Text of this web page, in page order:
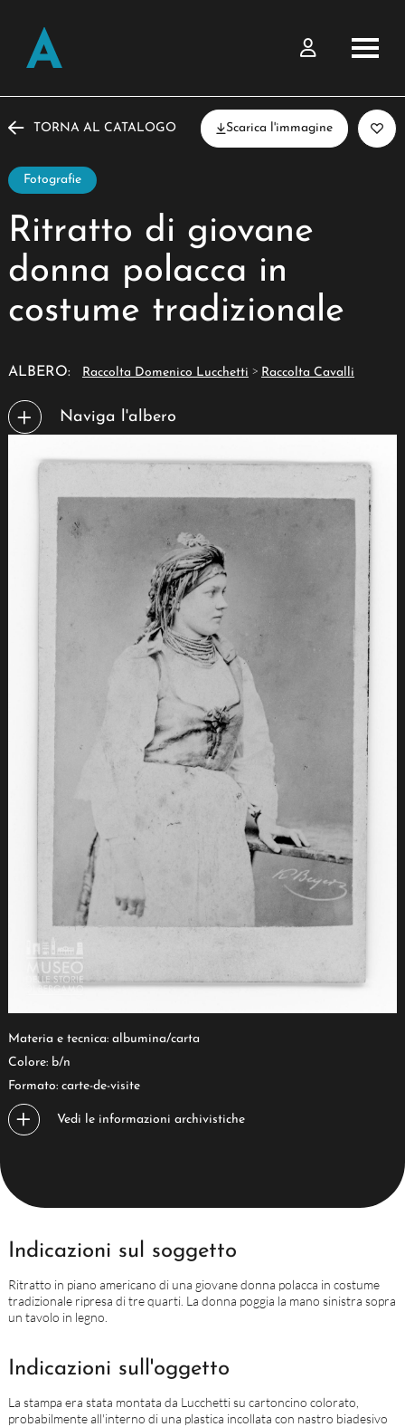
TORNA AL CATALOGO Scarica l'immagine
Fotografie
Ritratto di giovane
donna polacca in
costume tradizionale
ALBERO: Raccolta Domenico Lucchetti > Raccolta Cavalli
Naviga l'albero
Materia e tecnica: albumina/carta
Colore: b/n
Formato: carte-de-visite
Vedi le informazioni archivistiche
Indicazioni sul soggetto
Ritratto in piano americano di una giovane donna polacca in costume
tradizionale ripresa di tre quarti. La donna poggia la mano sinistra sopra
un tavolo in legno.
Indicazioni sull'oggetto
La stampa era stata montata da Lucchetti su cartoncino colorato,
probabilmente all'interno di una plastica incollata con nastro biadesivo